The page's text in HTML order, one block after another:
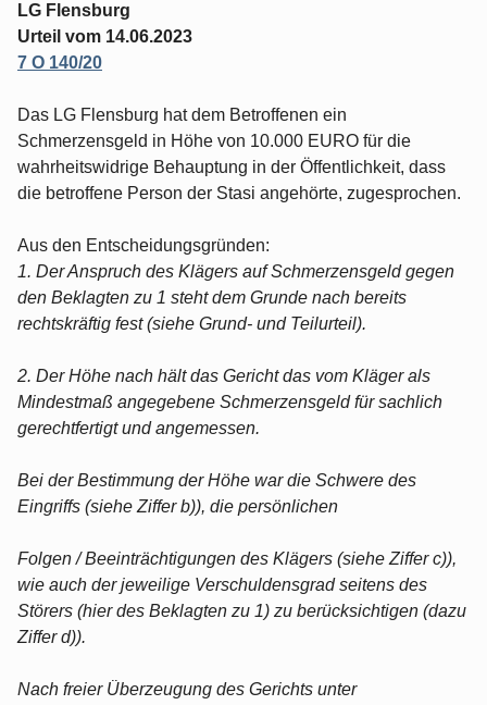
LG Flensburg
Urteil vom 14.06.2023
7 O 140/20
Das LG Flensburg hat dem Betroffenen ein
Schmerzensgeld in Höhe von 10.000 EURO für die
wahrheitswidrige Behauptung in der Öffentlichkeit, dass
die betroffene Person der Stasi angehörte, zugesprochen.
Aus den Entscheidungsgründen:
1. Der Anspruch des Klägers auf Schmerzensgeld gegen
den Beklagten zu 1 steht dem Grunde nach bereits
rechtskräftig fest (siehe Grund- und Teilurteil).
2. Der Höhe nach hält das Gericht das vom Kläger als
Mindestmaß angegebene Schmerzensgeld für sachlich
gerechtfertigt und angemessen.
Bei der Bestimmung der Höhe war die Schwere des
Eingriffs (siehe Ziffer b)), die persönlichen
Folgen / Beeinträchtigungen des Klägers (siehe Ziffer c)),
wie auch der jeweilige Verschuldensgrad seitens des
Störers (hier des Beklagten zu 1) zu berücksichtigen (dazu
Ziffer d)).
Nach freier Überzeugung des Gerichts unter